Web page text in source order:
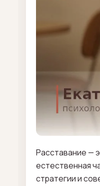
Расставание —
естественная
стратегии и